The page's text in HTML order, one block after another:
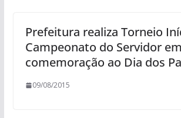
Prefeitura realiza Torneio
Campeonato do Servidor em
comemoração ao Dia dos
09/08/2015